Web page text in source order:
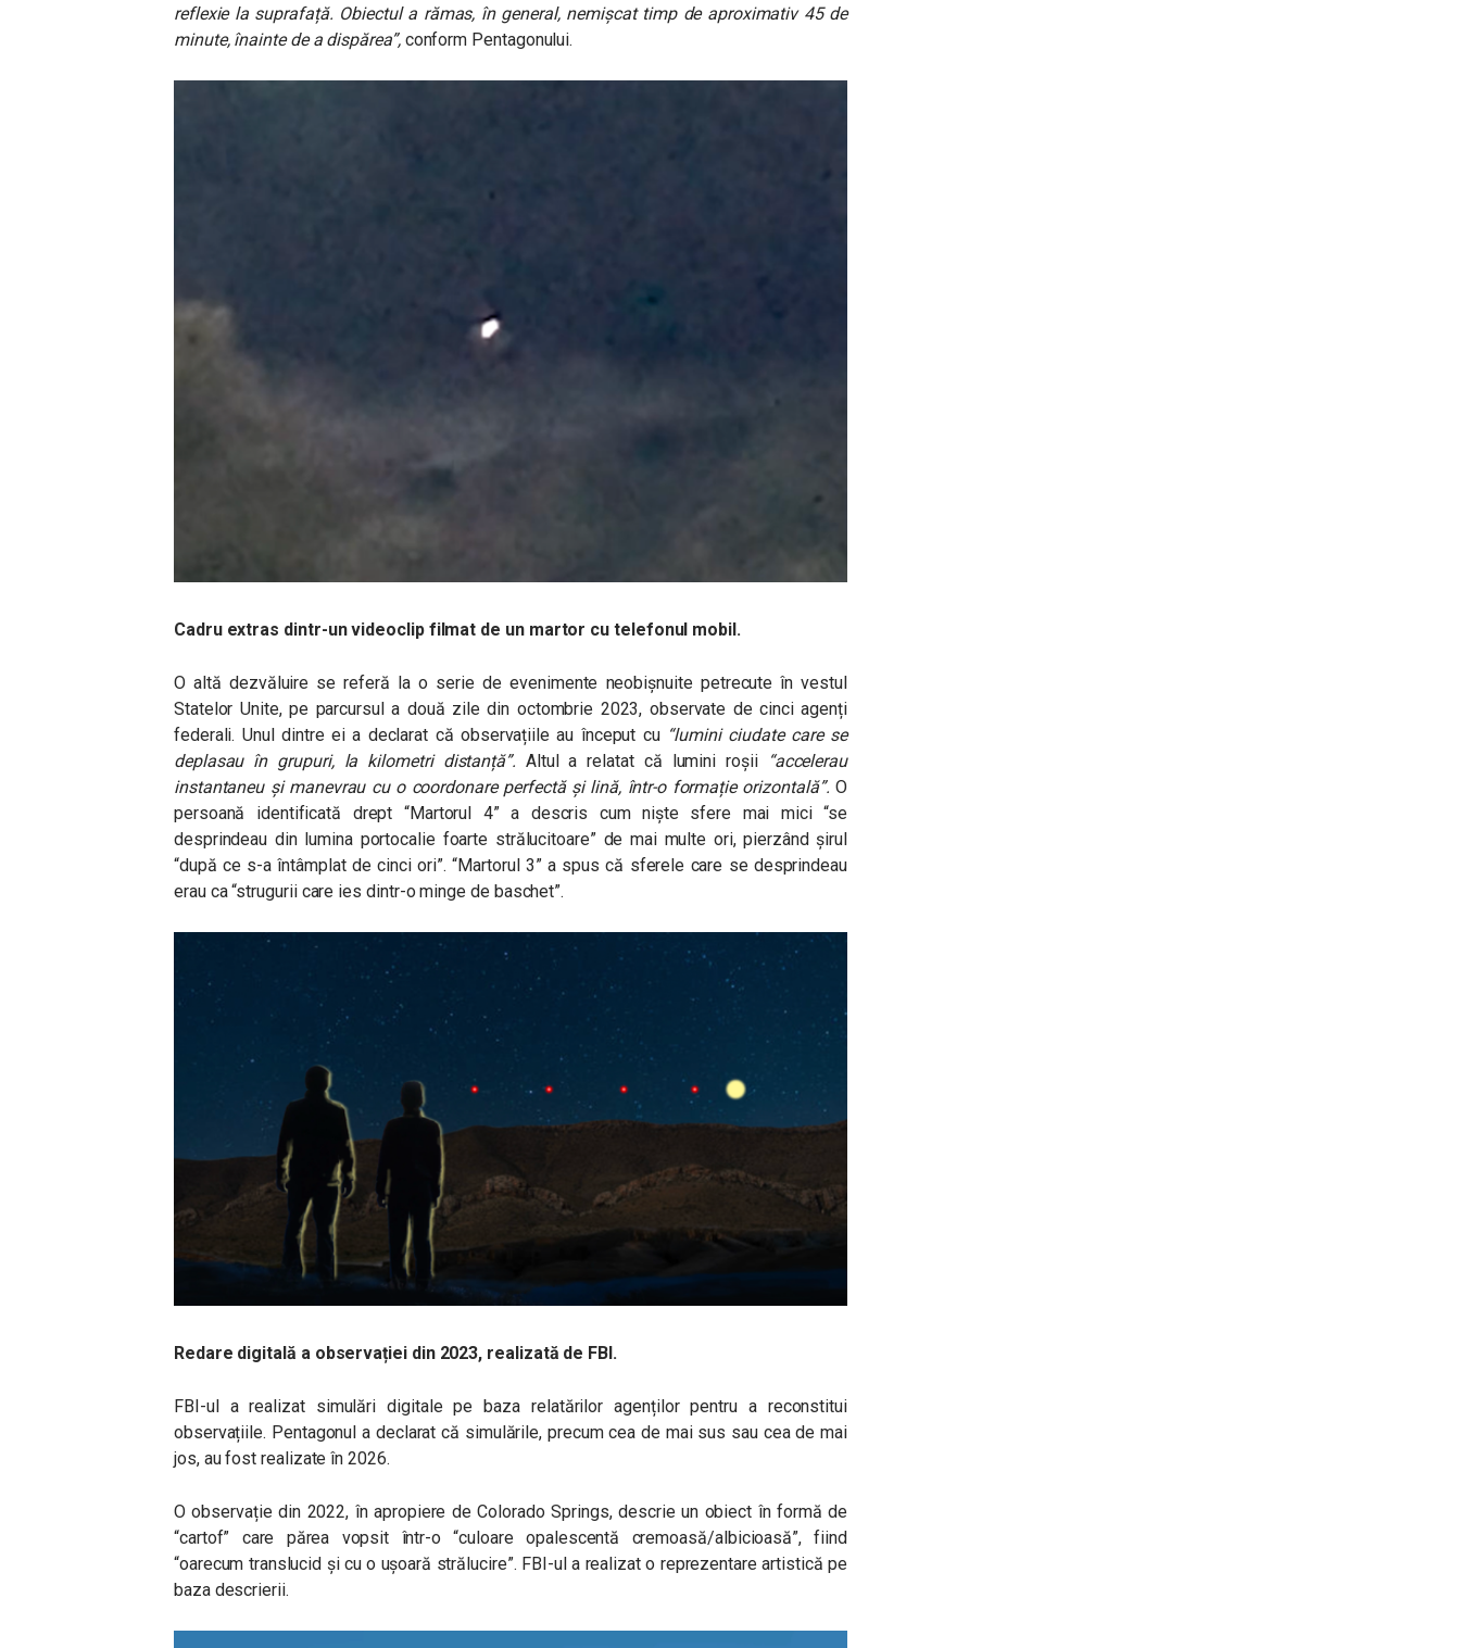
reflexie la suprafață. Obiectul a rămas, în general, nemișcat timp de aproximativ 45 de
minute, înainte de a dispărea”,conform Pentagonului.
Cadru extras dintr-un videoclip filmat de un martor cu telefonul mobil.
O altă dezvăluire se referă la o serie de evenimente neobișnuite petrecute în vestul
Statelor Unite, pe parcursul a două zile din octombrie 2023, observate de cinci agenți
federali. Unul dintre ei a declarat că observațiile au început cu“lumini ciudate care se
deplasau în grupuri, la kilometri distanță”. Altul a relatat că lumini roșii
“accelerau
instantaneu și manevrau cu o coordonare perfectă și lină, într-o formație orizontală”. O
persoană identificată drept “Martorul 4” a descris cum niște sfere mai mici “se
desprindeau din lumina portocalie foarte strălucitoare” de mai multe ori, pierzând șirul
“după ce s-a întâmplat de cinci ori”. “Martorul 3” a spus că sferele care se desprindeau
erau ca “strugurii care ies dintr-o minge de baschet”.
Redare digitală a observației din 2023, realizată de FBI.
FBI-ul a realizat simulări digitale pe baza relatărilor agenților pentru a reconstitui
observațiile. Pentagonul a declarat că simulările, precum cea de mai sus sau cea de mai
jos, au fost realizate în 2026.
O observație din 2022, în apropiere de Colorado Springs, descrie un obiect în formă de
“cartof” care părea vopsit într-o “culoare opalescentă cremoasă/albicioasă”, fiind
“oarecum translucid și cu o ușoară strălucire”. FBI-ul a realizat o reprezentare artistică pe
baza descrierii.